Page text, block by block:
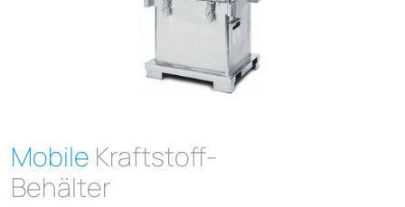
Mobile Kraftstoff-
Behälter